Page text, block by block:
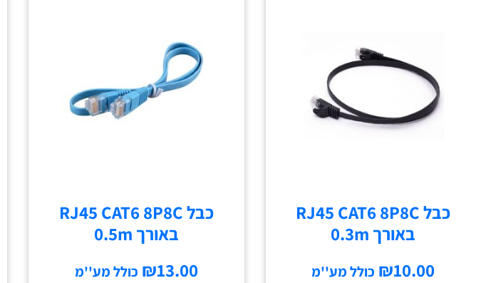
כבל RJ45 CAT6 8P8C
באורך 0.3m
₪10.00 כולל מע''מ
כבל RJ45 CAT6 8P8C
באורך 0.5m
₪13.00 כולל מע''מ